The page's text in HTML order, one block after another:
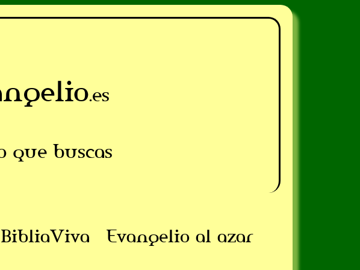
.es
que buscas
BibliaViva
Evangelio al azar